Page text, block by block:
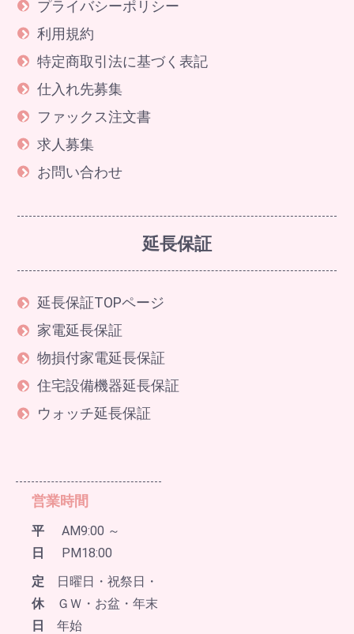
プライバシーポリシー
利用規約
特定商取引法に基づく表記
仕入れ先募集
ファックス注文書
求人募集
お問い合わせ
延長保証
延長保証TOPページ
家電延長保証
物損付家電延長保証
住宅設備機器延長保証
ウォッチ延長保証
営業時間
平
日
AM9:00 ～
PM18:00
定
休
日
日曜日・祝祭日・
ＧＷ・お盆・年末
年始